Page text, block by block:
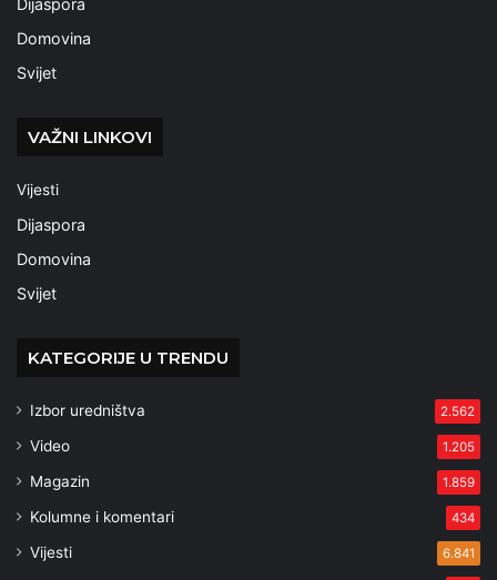
Dijaspora
Domovina
Svijet
VAŽNI LINKOVI
Vijesti
Dijaspora
Domovina
Svijet
KATEGORIJE U TRENDU
Izbor uredništva 2.562
Video 1.205
Magazin 1.859
Kolumne i komentari 434
Vijesti 6.841